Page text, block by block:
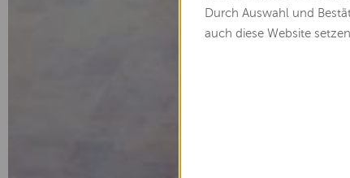
Durch Auswahl und
auch diese Website